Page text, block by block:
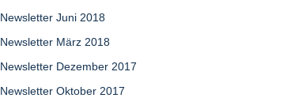
Newsletter Juni 2018
Newsletter März 2018
Newsletter Dezember 2017
Newsletter Oktober 2017